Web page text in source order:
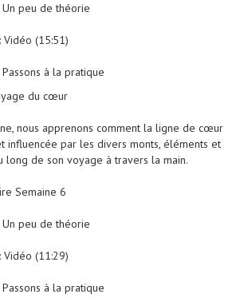
Un peu de théorie
Vidéo (15:51)
à la pratique
du cœur
nous apprenons comment la ligne de cœur
influencée par les divers monts, éléments et
long de son voyage à travers la main.
Semaine 6
Un peu de théorie
Vidéo (11:29)
à la pratique